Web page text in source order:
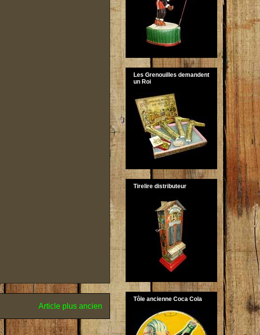
Article plus ancien
Les Grenouilles demandent
un Roi
Tirelire distributeur
Tôle ancienne Coca Cola